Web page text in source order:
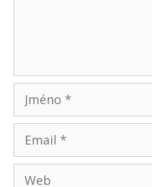
ř
m
n
m
W